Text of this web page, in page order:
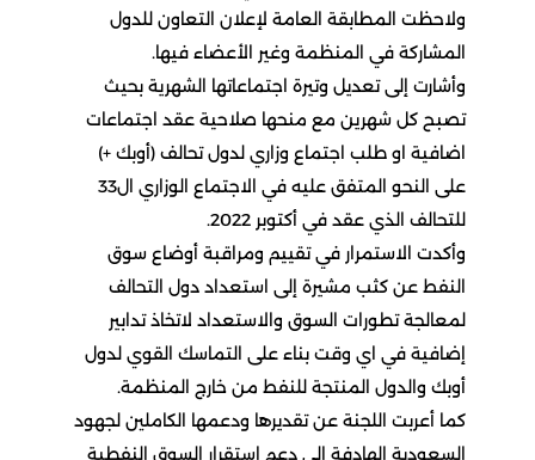
ولاحظت المطابقة العامة لإعلان التعاون للدول
المشاركة في المنظمة وغير الأعضاء فيها.
وأشارت إلى تعديل وتيرة اجتماعاتها الشهرية بحيث
تصبح كل شهرين مع منحها صلاحية عقد اجتماعات
اضافية او طلب اجتماع وزاري لدول تحالف (أوبك +)
على النحو المتفق عليه في الاجتماع الوزاري ال33
للتحالف الذي عقد في أكتوبر 2022.
وأكدت الاستمرار في تقييم ومراقبة أوضاع سوق
النفط عن كثب مشيرة إلى استعداد دول التحالف
لمعالجة تطورات السوق والاستعداد لاتخاذ تدابير
إضافية في اي وقت بناء على التماسك القوي لدول
أوبك والدول المنتجة للنفط من خارج المنظمة.
كما أعربت اللجنة عن تقديرها ودعمها الكاملين لجهود
السعودية الهادفة إلى دعم استقرار السوق النفطية